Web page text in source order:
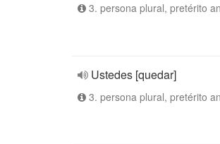
3. persona plural, pretérito
Ustedes [quedar]
3. persona plural, pretérito